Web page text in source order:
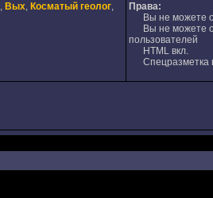
, Вых, Косматый геолог,
Права:
Вы не можете
Вы не можете
пользователей
HTML вкл.
Спецразметка